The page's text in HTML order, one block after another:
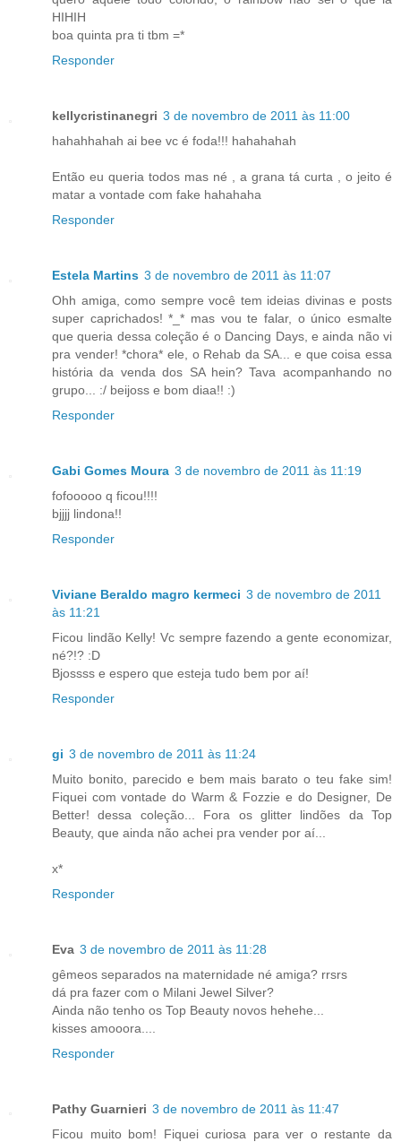
HIHIH
boa quinta pra ti tbm =*
Responder
kellycristinanegri 3 de novembro de 2011 às 11:00
hahahhahah ai bee vc é foda!!! hahahahah
Então eu queria todos mas né , a grana tá curta , o jeito é
matar a vontade com fake hahahaha
Responder
Estela Martins 3 de novembro de 2011 às 11:07
Ohh amiga, como sempre você tem ideias divinas e posts
super caprichados! *_* mas vou te falar, o único esmalte
que queria dessa coleção é o Dancing Days, e ainda não vi
pra vender! *chora* ele, o Rehab da SA... e que coisa essa
história da venda dos SA hein? Tava acompanhando no
grupo... :/ beijoss e bom diaa!! :)
Responder
Gabi Gomes Moura 3 de novembro de 2011 às 11:19
fofooooo q ficou!!!!
bjjjj lindona!!
Responder
Viviane Beraldo magro kermeci 3 de novembro de 2011
às 11:21
Ficou lindão Kelly! Vc sempre fazendo a gente economizar,
né?!? :D
Bjossss e espero que esteja tudo bem por aí!
Responder
gi 3 de novembro de 2011 às 11:24
Muito bonito, parecido e bem mais barato o teu fake sim!
Fiquei com vontade do Warm & Fozzie e do Designer, De
Better! dessa coleção... Fora os glitter lindões da Top
Beauty, que ainda não achei pra vender por aí...
x*
Responder
Eva 3 de novembro de 2011 às 11:28
gêmeos separados na maternidade né amiga? rrsrs
dá pra fazer com o Milani Jewel Silver?
Ainda não tenho os Top Beauty novos hehehe...
kisses amooora....
Responder
Pathy Guarnieri 3 de novembro de 2011 às 11:47
Ficou muito bom! Fiquei curiosa para ver o restante da